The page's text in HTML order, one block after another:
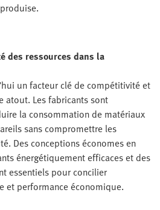
des ressources dans la
un facteur clé de compétitivité et
atout. Les fabricants sont
la consommation de matériaux
sans compromettre les
Des conceptions économes en
énergétiquement efficaces et des
essentiels pour concilier
et performance économique.